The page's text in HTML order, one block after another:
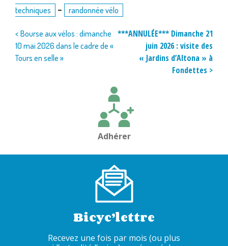
techniques
- randonnée vélo
Navigation
de
< Bourse aux vélos : dimanche
10 mai 2026 dans le cadre de «
Tours en selle »
***ANNULÉE*** Dimanche 21
juin 2026 : visite des
« Jardins d’Altona » à
Fondettes >
Adhérer
Bicyc’lettre
Recevez une fois par mois (ou plus